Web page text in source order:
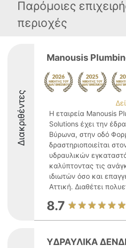
Παρόμοιες
περιοχές
Διακριθέντες
Manousis
Η εταιρεία Manousis
Solutions έχει την
Βύρωνα, στην οδό
δραστηριοποιείται
υδραυλικών
καλύπτοντας τις
ιδιωτών όσο και
Αττική. Διαθέτει
8.7
ΥΔΡΑΥΛΙΚΑ